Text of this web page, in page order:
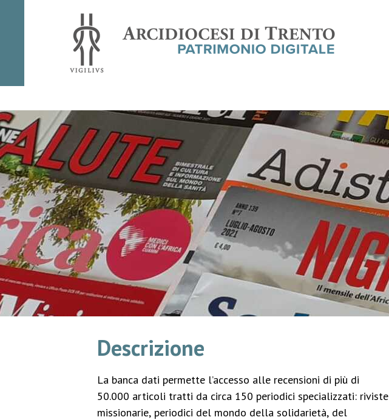
Descrizione
La banca dati permette l’accesso alle recensioni di più di
50.000 articoli tratti da circa 150 periodici specializzati: riviste
missionarie, periodici del mondo della solidarietà, del